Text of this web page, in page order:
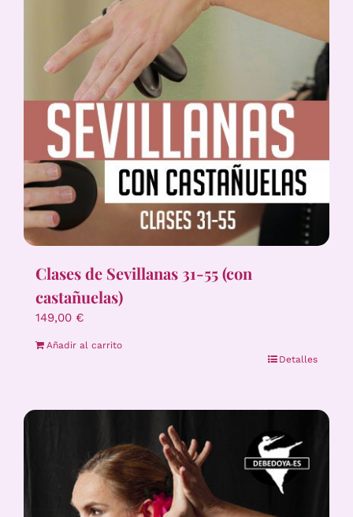
Clases de Sevillanas 31-55 (con
castañuelas)
149,00 €
Añadir al carrito
Detalles